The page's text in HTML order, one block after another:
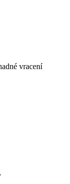
vracení